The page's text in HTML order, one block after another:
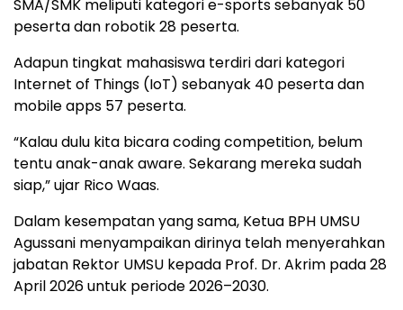
SMA/SMK meliputi kategori e-sports sebanyak 50
peserta dan robotik 28 peserta.
Adapun tingkat mahasiswa terdiri dari kategori
Internet of Things (IoT) sebanyak 40 peserta dan
mobile apps 57 peserta.
“Kalau dulu kita bicara coding competition, belum
tentu anak-anak aware. Sekarang mereka sudah
siap,” ujar Rico Waas.
Dalam kesempatan yang sama, Ketua BPH UMSU
Agussani menyampaikan dirinya telah menyerahkan
jabatan Rektor UMSU kepada Prof. Dr. Akrim pada 28
April 2026 untuk periode 2026–2030.